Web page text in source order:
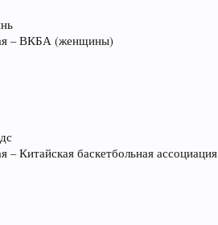
– ВКБА (женщины)
Китайская баскетбольная ассоциация